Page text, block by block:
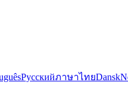
РусскийภาษาไทยDansk